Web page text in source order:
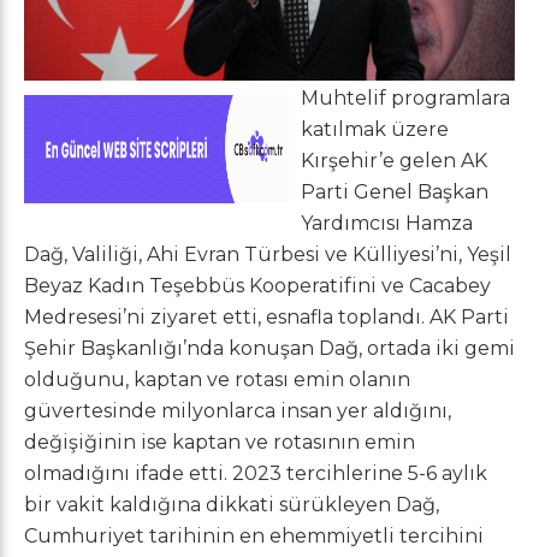
Muhtelif programlara
katılmak üzere
Kırşehir’e gelen AK
Parti Genel Başkan
Yardımcısı Hamza
Dağ, Valiliği, Ahi Evran Türbesi ve Külliyesi’ni, Yeşil
Beyaz Kadın Teşebbüs Kooperatifini ve Cacabey
Medresesi’ni ziyaret etti, esnafla toplandı. AK Parti
Şehir Başkanlığı’nda konuşan Dağ, ortada iki gemi
olduğunu, kaptan ve rotası emin olanın
güvertesinde milyonlarca insan yer aldığını,
değişiğinin ise kaptan ve rotasının emin
olmadığını ifade etti. 2023 tercihlerine 5-6 aylık
bir vakit kaldığına dikkati sürükleyen Dağ,
Cumhuriyet tarihinin en ehemmiyetli tercihini